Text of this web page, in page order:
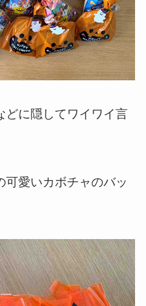
どに隠してワイワイ言
可愛いカボチャのバッ